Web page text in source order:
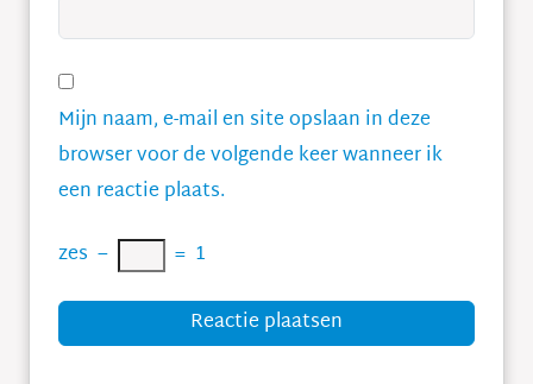
Mijn naam, e-mail en site opslaan in deze
browser voor de volgende keer wanneer ik
een reactie plaats.
zes − = 1
Reactie plaatsen